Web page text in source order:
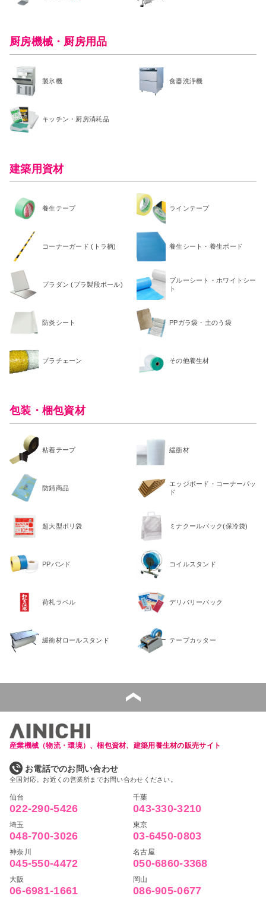
厨房機械・厨房用品
製氷機 食器洗浄機
キッチン・厨房消耗品
建築用資材
養生テープ ラインテープ
コーナーガード (トラ柄) 養生シート・養生ボード
プラダン (プラ製段ボール)
ブルーシート・ホワイトシー
ト
防炎シート PPガラ袋・土のう袋
プラチェーン その他養生材
包装・梱包資材
粘着テープ 緩衝材
防錆商品
エッジボード・コーナーパッ
ド
超大型ポリ袋 ミナクールパック(保冷袋)
PPバンド コイルスタンド
荷札ラベル デリバリーパック
緩衝材ロールスタンド テープカッター
産業機械（物流・環境）、梱包資材、建築用養生材の販売サイト
お電話でのお問い合わせ
全国対応。お近くの営業所までお問い合わせください。
仙台
022-290-5426
千葉
043-330-3210
埼玉
048-700-3026
東京
03-6450-0803
神奈川
045-550-4472
名古屋
050-6860-3368
大阪
06-6981-1661
岡山
086-905-0677